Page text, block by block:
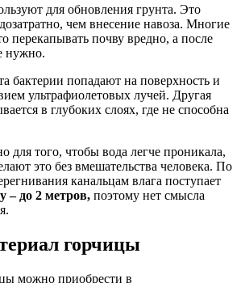
для обновления грунта. Это
чем внесение навоза. Многие
перекапывать почву вредно, а после
нужно.
бактерии попадают на поверхность и
ультрафиолетовых лучей. Другая
в глубоких слоях, где не способна
для того, чтобы вода легче проникала,
это без вмешательства человека. По
канальцам влага поступает
– до 2 метров, поэтому нет смысла
горчицы
можно приобрести в